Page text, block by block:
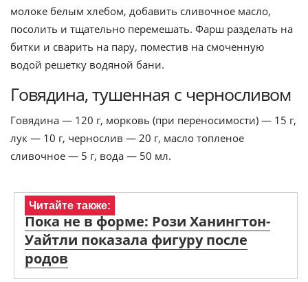
молоке белым хлебом, добавить сливочное масло,
посолить и тщательно перемешать. Фарш разделать на
битки и сварить на пару, поместив на смоченную
водой решетку водяной бани.
Говядина, тушенная с черносливом
Говядина — 120 г, морковь (при переносимости) — 15 г,
лук — 10 г, чернослив — 20 г, масло топленое
сливочное — 5 г, вода — 50 мл.
Читайте также:
Пока не в форме: Рози Ханингтон-
Уайтли показала фигуру после
родов